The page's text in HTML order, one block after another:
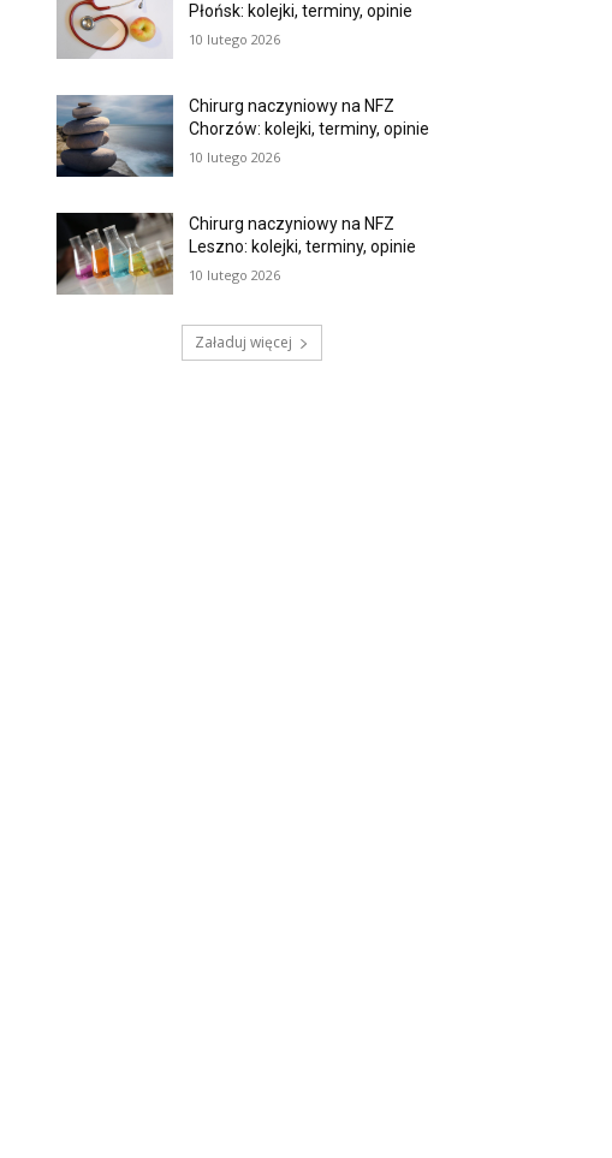
Płońsk: kolejki, terminy, opinie
10 lutego 2026
Chirurg naczyniowy na NFZ
Chorzów: kolejki, terminy, opinie
10 lutego 2026
Chirurg naczyniowy na NFZ
Leszno: kolejki, terminy, opinie
10 lutego 2026
Załaduj więcej